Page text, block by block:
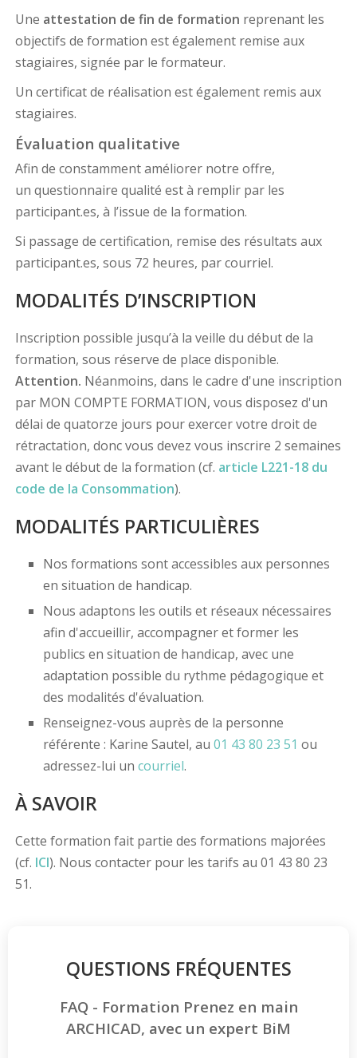
Une attestation de fin de formation reprenant les
objectifs de formation est également remise aux
stagiaires, signée par le formateur.
Un certificat de réalisation est également remis aux
stagiaires.
Évaluation qualitative
Afin de constamment améliorer notre offre,
un questionnaire qualité est à remplir par les
participant.es, à l’issue de la formation.
Si passage de certification, remise des résultats aux
participant.es, sous 72 heures, par courriel.
MODALITÉS D’INSCRIPTION
Inscription possible jusqu’à la veille du début de la
formation, sous réserve de place disponible.
Attention. Néanmoins, dans le cadre d'une inscription
par MON COMPTE FORMATION, vous disposez d'un
délai de quatorze jours pour exercer votre droit de
rétractation, donc vous devez vous inscrire 2 semaines
avant le début de la formation (cf. article L221-18 du
code de la Consommation).
MODALITÉS PARTICULIÈRES
Nos formations sont accessibles aux personnes
en situation de handicap.
Nous adaptons les outils et réseaux nécessaires
afin d'accueillir, accompagner et former les
publics en situation de handicap, avec une
adaptation possible du rythme pédagogique et
des modalités d'évaluation.
Renseignez-vous auprès de la personne
référente : Karine Sautel, au 01 43 80 23 51 ou
adressez-lui un courriel.
À SAVOIR
Cette formation fait partie des formations majorées
(cf. ICI). Nous contacter pour les tarifs au 01 43 80 23
51.
QUESTIONS FRÉQUENTES
FAQ - Formation Prenez en main
ARCHICAD, avec un expert BiM